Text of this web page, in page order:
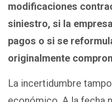
modificaciones
siniestro, si la
pagos o si se
originalmente
La incertidumbre